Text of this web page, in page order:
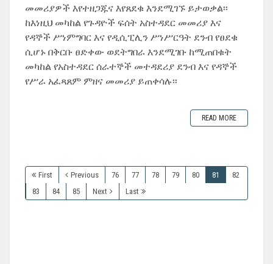
መመሪያዎች እየተዘጋጁና እየጸደቁ እንደሚገኙ ይታወቃል፡፡
ከእነዚህ መካከል የጉዳዮች ፍሰት አስተዳደር መመሪያ እና
የዳኞች ሥነምግባር እና የዲሲፒሊን ሥነሥርዓት ደንብ የፀደቁ
ሲሆኑ በቅርቡ ፀድቀው ወደትግበራ እንደሚገቡ ከሚጠበቁት
መካከል የአስተዳደር ሰራተኞች መተዳደሪያ ደንብ እና የዳኞች
የሥራ አፈጻጸም ምዘና መመሪያ ይጠቀሳሉ፡፡
READ MORE
First Previous 76 77 78 79 80 81
82
83
84 85 Next Last